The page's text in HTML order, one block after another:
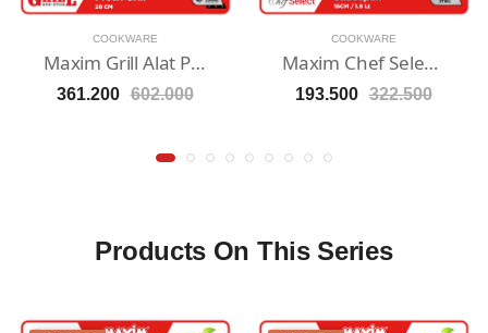
COOKWARE
Maxim Grill Alat Pemanggang Teflon Anti Lengket 28cm French Grill
361.200 602.000
COOKWARE
Maxim Chef Select - Panci 16cm Stainless Steel
193.500 322.500
Products On This Series